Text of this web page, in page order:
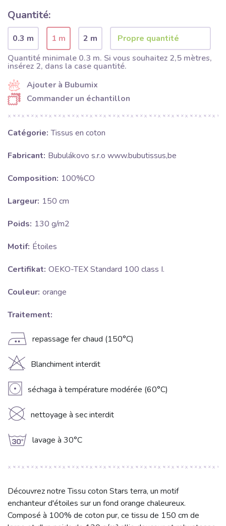
Quantité:
0.3 m 1 m
2 m
Quantité minimale 0.3 m. Si vous souhaitez 2,5 mètres,
insérez 2, dans la case quantité.
Ajouter à Bubumix
Commander un échantillon
Catégorie: Tissus en coton
Fabricant: Bubulákovo s.r.o www.bubutissus,be
Composition: 100%CO
Largeur: 150 cm
Poids: 130 g/m2
Motif: Étoiles
Certifikat: OEKO-TEX Standard 100 class I.
Couleur: orange
Traitement:
E repassage fer chaud (150°C)
H Blanchiment interdit
V séchaga à température modérée (60°C)
K nettoyage à sec interdit
g lavage à 30°C
Découvrez notre Tissu coton Stars terra, un motif
enchanteur d'étoiles sur un fond orange chaleureux.
Composé à 100% de coton pur, ce tissu de 150 cm de